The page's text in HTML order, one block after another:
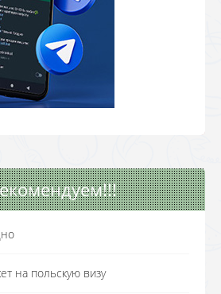
на польскую визу